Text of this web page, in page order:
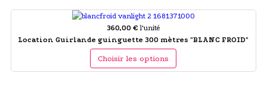
360,00 € l'unité
Location Guirlande guinguette 300 mètres "BLANC FROID"
Choisir les options